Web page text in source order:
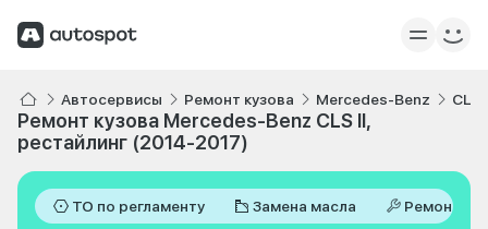
Автосервисы Ремонт кузова Mercedes-Benz CLS
Ремонт кузова Mercedes-Benz CLS II,
рестайлинг (2014-2017)
ТО по регламенту Замена масла Ремонт